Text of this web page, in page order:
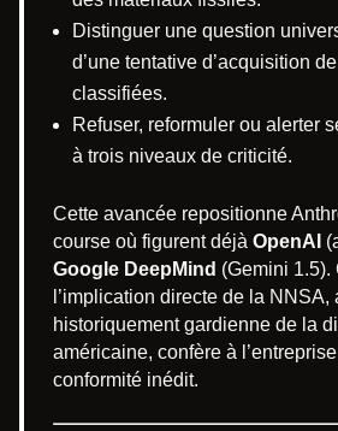
Distinguer une question
d’une tentative d’acquisition
classifiées.
Refuser, reformuler ou alerter
à trois niveaux de criticité.
Cette avancée repositionne
course où figurent déjà OpenAI
Google DeepMind (Gemini 1.5).
l’implication directe de la NNSA,
historiquement gardienne de la
américaine, confère à
conformité inédit.